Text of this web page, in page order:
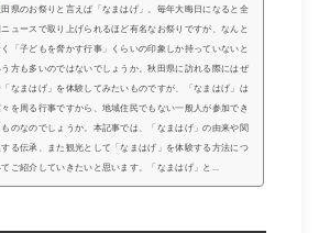
県のお祭りと言えば「なまはげ」。毎年大晦日になると全
ュースで取り上げられるほど有名なお祭りですが、なんと
「子どもを脅かす行事」くらいの印象しか持っていないと
方も多いのではないでしょうか。秋田県に訪れる際にはぜ
なまはげ」を体験してみたいものですが、「なまはげ」は
を周る行事ですから、地域住民でもない一般人が参加でき
ものなのでしょうか。本記事では、「なまはげ」の由来や関
る伝承、また観光として「なまはげ」を体験する方法につ
ご紹介していきたいと思います。「なまはげ」と...